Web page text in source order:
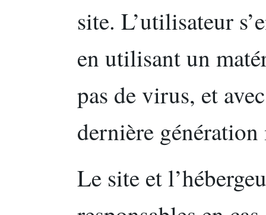
site. L’utilisateur
en utilisant un
pas de virus, et
dernière
Le site et